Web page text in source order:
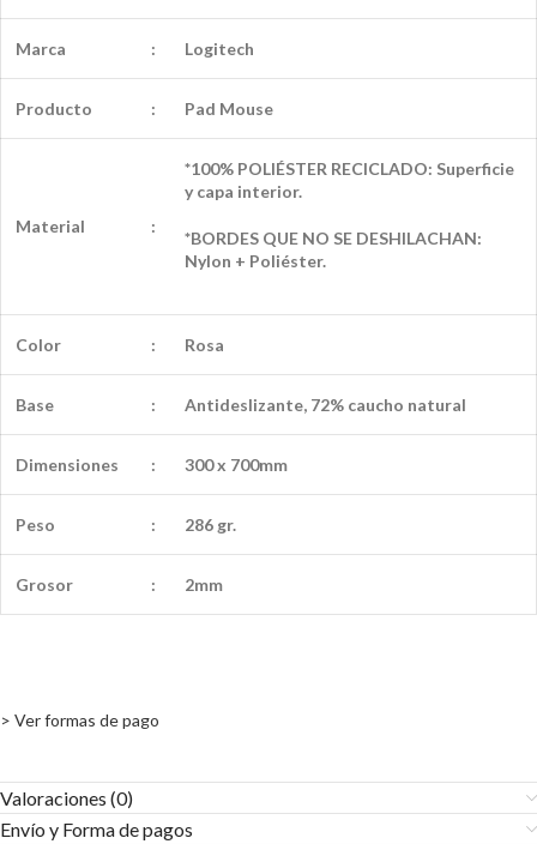
Marca : Logitech
Producto : Pad Mouse
Material :
*100% POLIÉSTER RECICLADO: Superficie
y capa interior.
*BORDES QUE NO SE DESHILACHAN:
Nylon + Poliéster.
Color : Rosa
Base : Antideslizante, 72% caucho natural
Dimensiones : 300 x 700mm
Peso : 286 gr.
Grosor : 2mm
> Ver formas de pago
Valoraciones (0)
Envío y Forma de pagos​